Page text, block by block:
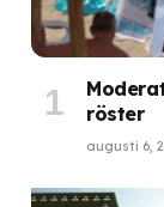
röster
augusti 6,